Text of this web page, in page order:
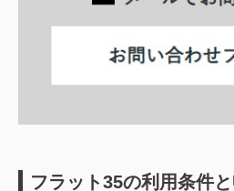
フラット35の利用条件